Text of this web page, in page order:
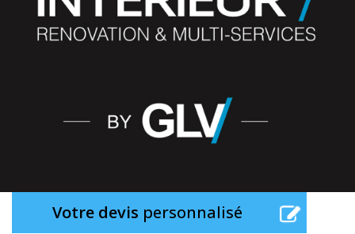
Votre devis personnalisé